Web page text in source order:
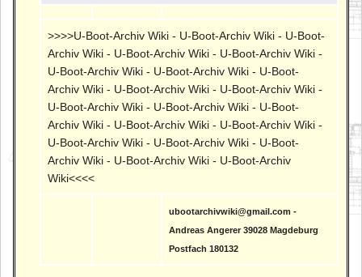
>>>>U-Boot-Archiv Wiki - U-Boot-Archiv Wiki - U-Boot-
Archiv Wiki - U-Boot-Archiv Wiki - U-Boot-Archiv Wiki -
U-Boot-Archiv Wiki - U-Boot-Archiv Wiki - U-Boot-
Archiv Wiki - U-Boot-Archiv Wiki - U-Boot-Archiv Wiki -
U-Boot-Archiv Wiki - U-Boot-Archiv Wiki - U-Boot-
Archiv Wiki - U-Boot-Archiv Wiki - U-Boot-Archiv Wiki -
U-Boot-Archiv Wiki - U-Boot-Archiv Wiki - U-Boot-
Archiv Wiki - U-Boot-Archiv Wiki - U-Boot-Archiv
Wiki<<<<
ubootarchivwiki@gmail.com -
Andreas Angerer 39028 Magdeburg
Postfach 180132